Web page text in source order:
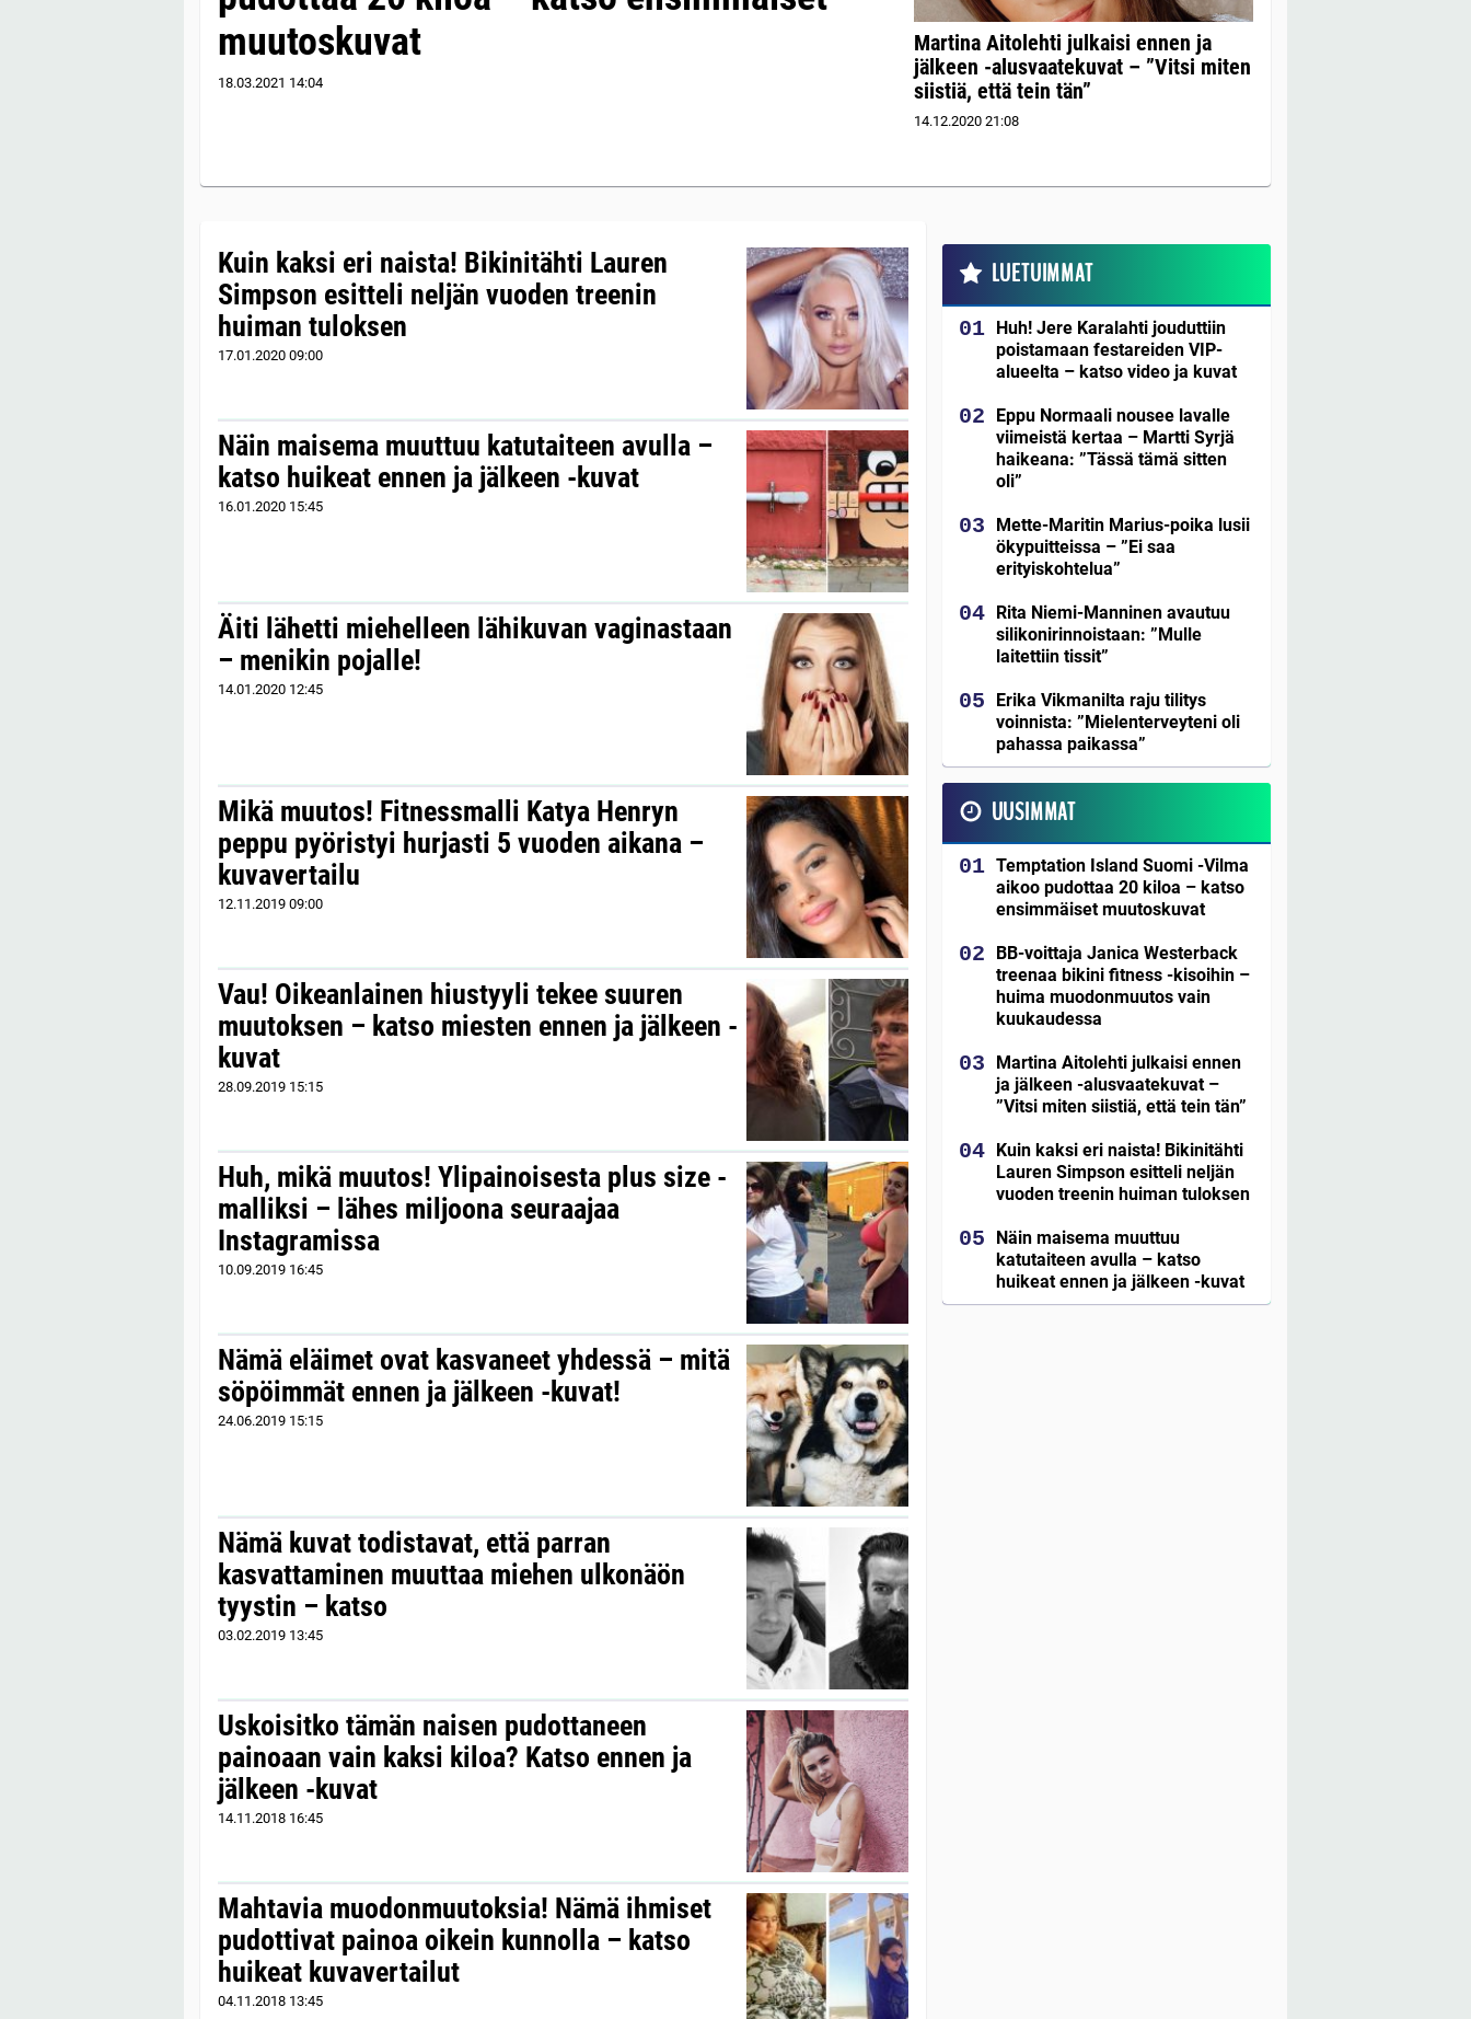
muutoskuvat
18.03.2021 14:04
Martina Aitolehti julkaisi ennen ja
jälkeen -alusvaatekuvat – ”Vitsi miten
siistiä, että tein tän”
14.12.2020 21:08
Kuin kaksi eri naista! Bikinitähti Lauren
Simpson esitteli neljän vuoden treenin
huiman tuloksen
17.01.2020 09:00
Näin maisema muuttuu katutaiteen avulla –
katso huikeat ennen ja jälkeen -kuvat
16.01.2020 15:45
Äiti lähetti miehelleen lähikuvan vaginastaan
– menikin pojalle!
14.01.2020 12:45
Mikä muutos! Fitnessmalli Katya Henryn
peppu pyöristyi hurjasti 5 vuoden aikana –
kuvavertailu
12.11.2019 09:00
Vau! Oikeanlainen hiustyyli tekee suuren
muutoksen – katso miesten ennen ja jälkeen -
kuvat
28.09.2019 15:15
Huh, mikä muutos! Ylipainoisesta plus size -
malliksi – lähes miljoona seuraajaa
Instagramissa
10.09.2019 16:45
Nämä eläimet ovat kasvaneet yhdessä – mitä
söpöimmät ennen ja jälkeen -kuvat!
24.06.2019 15:15
Nämä kuvat todistavat, että parran
kasvattaminen muuttaa miehen ulkonäön
tyystin – katso
03.02.2019 13:45
Uskoisitko tämän naisen pudottaneen
painoaan vain kaksi kiloa? Katso ennen ja
jälkeen -kuvat
14.11.2018 16:45
Mahtavia muodonmuutoksia! Nämä ihmiset
pudottivat painoa oikein kunnolla – katso
huikeat kuvavertailut
04.11.2018 13:45
LUETUIMMAT
Huh! Jere Karalahti jouduttiin
poistamaan festareiden VIP-
alueelta – katso video ja kuvat
Eppu Normaali nousee lavalle
viimeistä kertaa – Martti Syrjä
haikeana: ”Tässä tämä sitten
oli”
Mette-Maritin Marius-poika lusii
ökypuitteissa – ”Ei saa
erityiskohtelua”
Rita Niemi-Manninen avautuu
silikonirinnoistaan: ”Mulle
laitettiin tissit”
Erika Vikmanilta raju tilitys
voinnista: ”Mielenterveyteni oli
pahassa paikassa”
UUSIMMAT
Temptation Island Suomi -Vilma
aikoo pudottaa 20 kiloa – katso
ensimmäiset muutoskuvat
BB-voittaja Janica Westerback
treenaa bikini fitness -kisoihin –
huima muodonmuutos vain
kuukaudessa
Martina Aitolehti julkaisi ennen
ja jälkeen -alusvaatekuvat –
”Vitsi miten siistiä, että tein tän”
Kuin kaksi eri naista! Bikinitähti
Lauren Simpson esitteli neljän
vuoden treenin huiman tuloksen
Näin maisema muuttuu
katutaiteen avulla – katso
huikeat ennen ja jälkeen -kuvat